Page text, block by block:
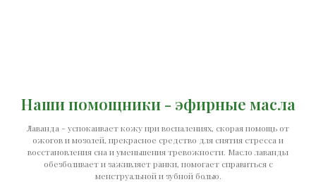
Наши помощники - эфирные масла
Лаванда - успокаивает кожу при воспалениях, скорая помощь от
ожогов и мозолей, прекрасное средство для снятия стресса и
восстановления сна и уменьшения тревожности. Масло лаванды
обезболивает и заживляет ранки, помогает справиться с
менструальной и зубной болью.